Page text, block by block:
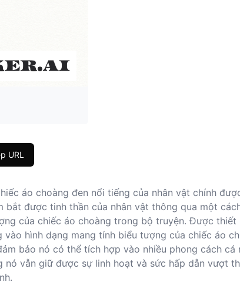
URL
áo choàng đen nổi tiếng của nhân vật chính
bắt được tinh thần của nhân vật thông qua một
của chiếc áo choàng trong bộ truyện. Được thiết
hình dạng mang tính biểu tượng của chiếc áo
bảo nó có thể tích hợp vào nhiều phong cách
vẫn giữ được sự linh hoạt và sức hấp dẫn vượt